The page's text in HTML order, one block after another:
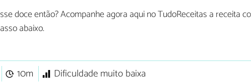
doce então? Acompanhe agora aqui no TudoReceitas a receita
abaixo.
10m
Dificuldade muito baixa